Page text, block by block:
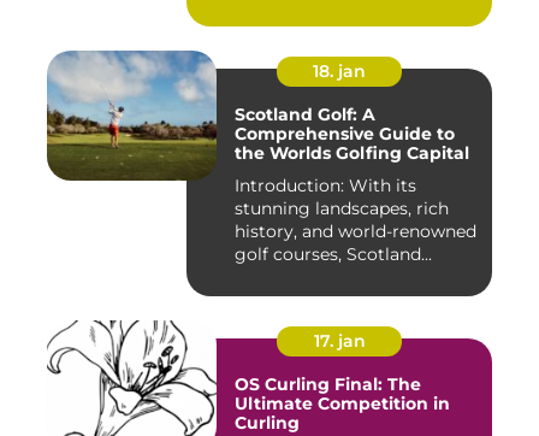
18. jan
Scotland Golf: A
Comprehensive Guide to
the Worlds Golfing Capital
Introduction: With its
stunning landscapes, rich
history, and world-renowned
golf courses, Scotland...
17. jan
OS Curling Final: The
Ultimate Competition in
Curling